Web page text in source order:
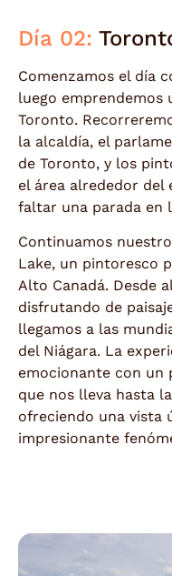
Día 02:
Comenzamos el día
luego emprendemos
Toronto.
la alcaldía, el
de Toronto, y los
el área alrededor del
faltar una parada en
Continuamos
Lake, un pintoresco
Alto Canadá. Desde
disfrutando de
llegamos a las
del Niágara. La
emocionante con un
que nos lleva hasta
ofreciendo una vista
impresionante